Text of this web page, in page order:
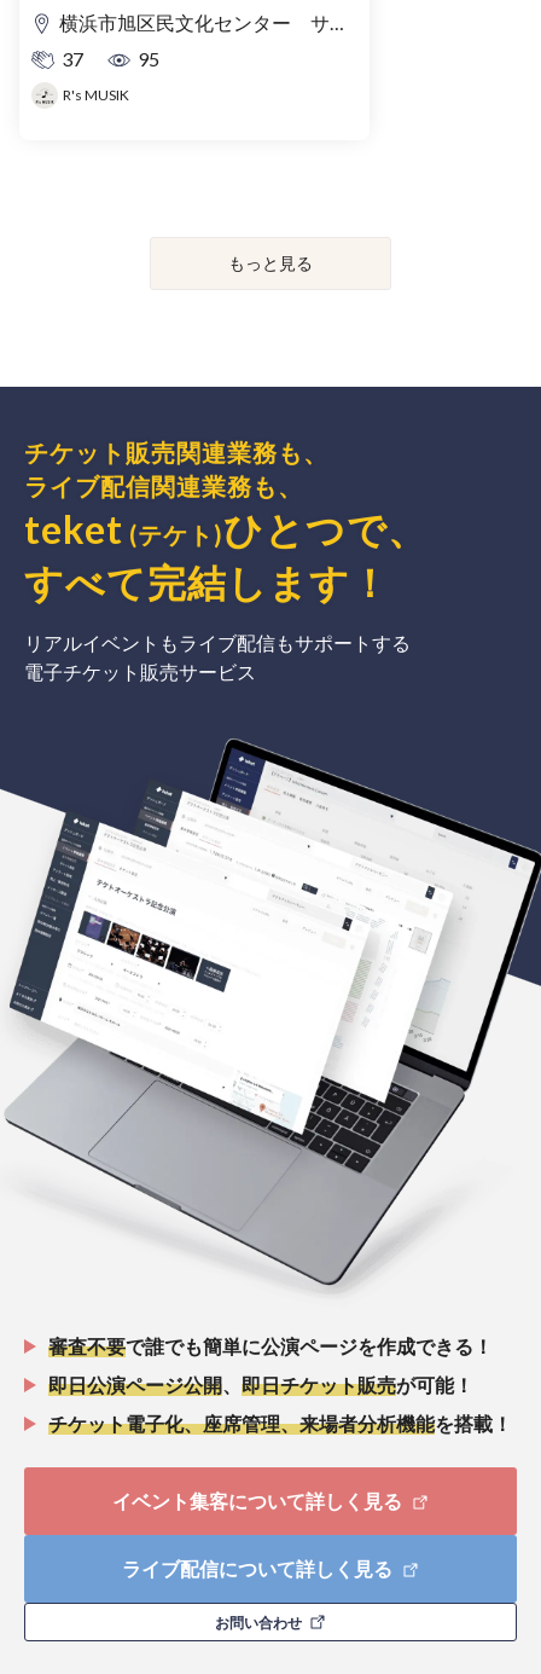
横浜市旭区民文化センター サンハート
37
95
R's MUSIK
もっと見る
チケット販売関連業務も、
ライブ配信関連業務も、
teket (テケト)ひとつで、
すべて完結 します ！
リアルイベントもライブ配信もサポートする
電子チケット販売サービス
審査不要で誰でも簡単に公演ページを作成できる！
即日公演ページ公開
即日チケット販売が可能！
チケット電子化、座席管理、来場者分析機能を搭載！
イベント集客について詳しく見る
ライブ配信について詳しく見る
お問い合わせ